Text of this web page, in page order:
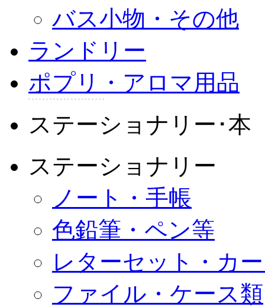
バス小物・その他
ランドリー
ポプリ・アロマ用品
ステーショナリー･本
ステーショナリー
ノート・手帳
色鉛筆・ペン等
レターセット・カ
ファイル・ケース類